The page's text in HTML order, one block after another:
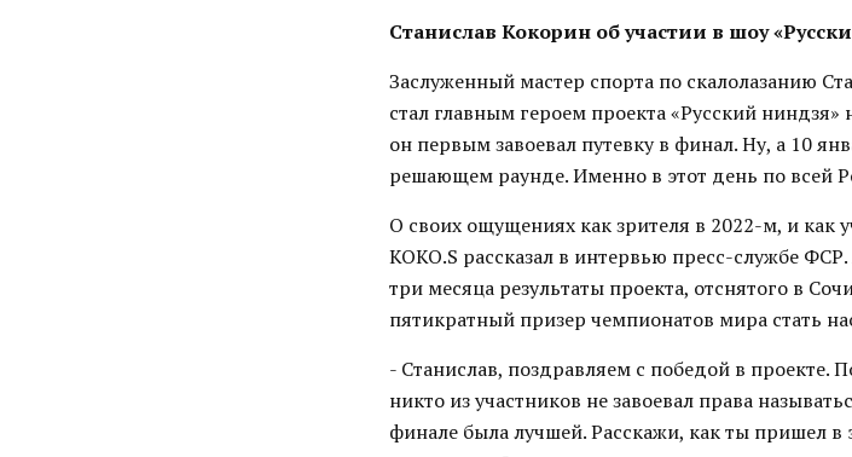
Станислав Кокорин об участии в шоу
Заслуженный мастер спорта по скалолазанию
стал главным героем проекта «Русский
он первым завоевал путевку в финал. Ну, а 10
решающем раунде. Именно в этот день по всей
О своих ощущениях как зрителя в 2022-м, и как
KOKO.S рассказал в интервью пресс-службе
три месяца результаты проекта, отснятого в
пятикратный призер чемпионатов мира стать
- Станислав, поздравляем с победой в проекте.
никто из участников не завоевал права
финале была лучшей. Расскажи, как ты пришел